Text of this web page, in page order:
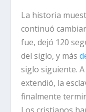
La historia
continuó
fue, dejó 120
del siglo, y más
siglo siguiente.
extendió, la
finalmente